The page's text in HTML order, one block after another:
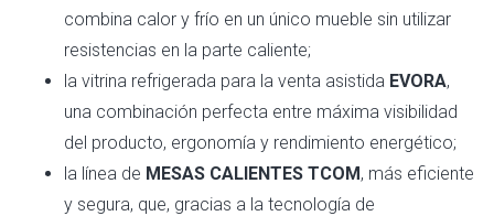
combina calor y frío en un único mueble sin utilizar
resistencias en la parte caliente;
la vitrina refrigerada para la venta asistida EVORA,
una combinación perfecta entre máxima visibilidad
del producto, ergonomía y rendimiento energético;
la línea de MESAS CALIENTES TCOM, más eficiente
y segura, que, gracias a la tecnología de